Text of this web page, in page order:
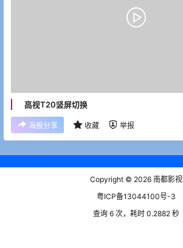
高视T20竖屏切换
海报分享 收藏 举报
Copyright © 2026 南都影视
粤ICP备13044100号-3
查询 6 次，耗时 0.2882 秒